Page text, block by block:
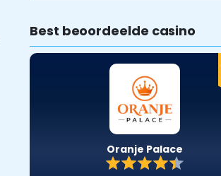
Best beoordeelde casino
Oranje Palace